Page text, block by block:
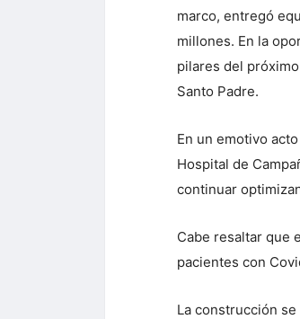
marco, entregó
millones. En la
pilares del
Santo Padre.
En un emotivo
Hospital de
continuar
Cabe resaltar que
pacientes con
La construcción